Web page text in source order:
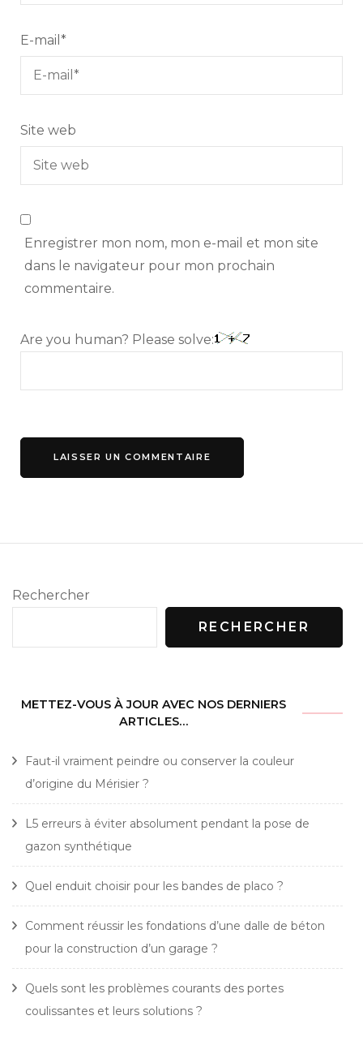
E-mail *
Site web
Enregistrer mon nom, mon e-mail et mon site
dans le navigateur pour mon prochain
commentaire.
Are you human? Please solve:
Rechercher
RECHERCHER
METTEZ-VOUS À JOUR AVEC NOS DERNIERS
ARTICLES…
Faut-il vraiment peindre ou conserver la couleur
d’origine du Mérisier ?
L5 erreurs à éviter absolument pendant la pose de
gazon synthétique
Quel enduit choisir pour les bandes de placo ?
Comment réussir les fondations d’une dalle de béton
pour la construction d’un garage ?
Quels sont les problèmes courants des portes
coulissantes et leurs solutions ?